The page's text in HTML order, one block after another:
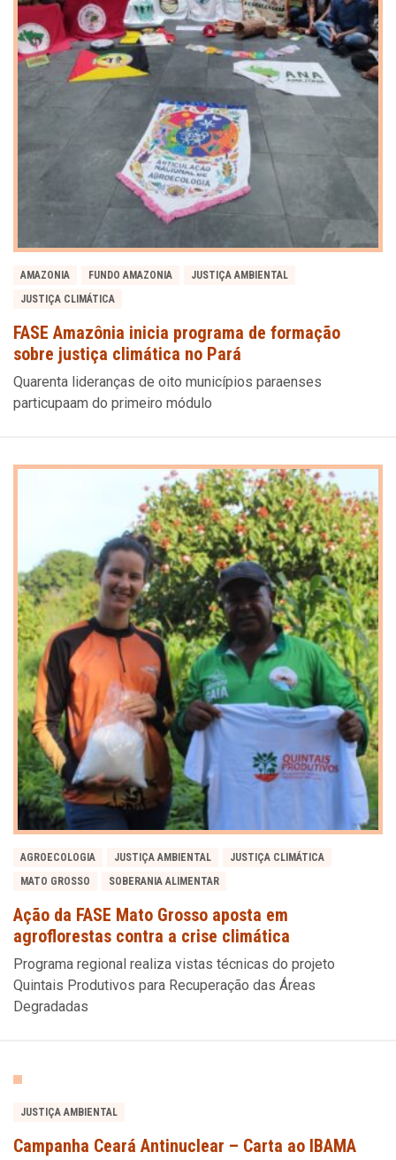
AMAZONIA FUNDO AMAZONIA
JUSTIÇA AMBIENTAL
JUSTIÇA CLIMÁTICA
FASE Amazônia inicia programa de formação
sobre justiça climática no Pará
Quarenta lideranças de oito municípios paraenses
particupaam do primeiro módulo
AGROECOLOGIA JUSTIÇA AMBIENTAL
JUSTIÇA CLIMÁTICA
MATO GROSSO
SOBERANIA ALIMENTAR
Ação da FASE Mato Grosso aposta em
agroflorestas contra a crise climática
Programa regional realiza vistas técnicas do projeto
Quintais Produtivos para Recuperação das Áreas
Degradadas
JUSTIÇA AMBIENTAL
Campanha Ceará Antinuclear – Carta ao IBAMA